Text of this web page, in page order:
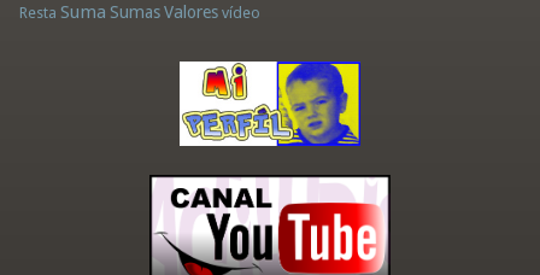
Resta Suma Sumas Valores vídeo